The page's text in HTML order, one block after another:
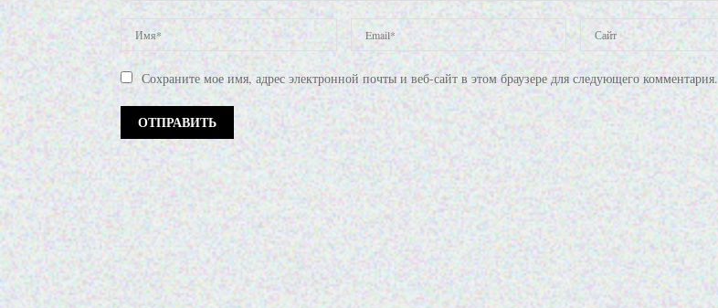
Сохраните мое имя, адрес электронной почты и веб-сайт в этом браузере для следующего комментария.